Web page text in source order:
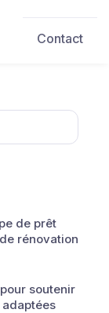
Contact
de prêt
rénovation
soutenir
adaptées